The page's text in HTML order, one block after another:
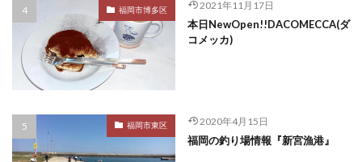
福岡市博多区 2021年11月17日
本日NewOpen!!DACOMECCA(ダ
コメッカ)
福岡市東区 2020年4月15日
福岡の釣り場情報『新宮漁港』